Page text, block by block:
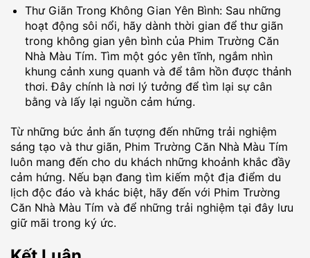
Thư Giãn Trong Không Gian Yên Bình: Sau những
hoạt động sôi nổi, hãy dành thời gian để thư giãn
trong không gian yên bình của Phim Trường Căn
Nhà Màu Tím. Tìm một góc yên tĩnh, ngắm nhìn
khung cảnh xung quanh và để tâm hồn được thảnh
thơi. Đây chính là nơi lý tưởng để tìm lại sự cân
bằng và lấy lại nguồn cảm hứng.
Từ những bức ảnh ấn tượng đến những trải nghiệm
sáng tạo và thư giãn, Phim Trường Căn Nhà Màu Tím
luôn mang đến cho du khách những khoảnh khắc đầy
cảm hứng. Nếu bạn đang tìm kiếm một địa điểm du
lịch độc đáo và khác biệt, hãy đến với Phim Trường
Căn Nhà Màu Tím và để những trải nghiệm tại đây lưu
giữ mãi trong ký ức.